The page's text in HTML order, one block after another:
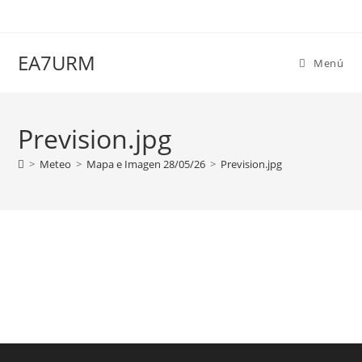
EA7URM Menú
Prevision.jpg
> Meteo > Mapa e Imagen 28/05/26 > Prevision.jpg